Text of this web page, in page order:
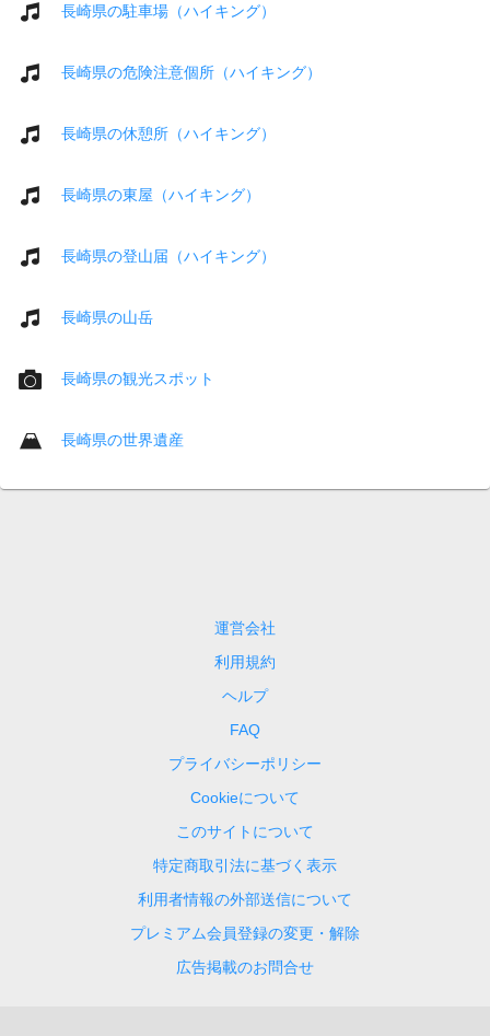
長崎県の駐車場（ハイキング）
長崎県の危険注意個所（ハイキング）
長崎県の休憩所（ハイキング）
長崎県の東屋（ハイキング）
長崎県の登山届（ハイキング）
長崎県の山岳
長崎県の観光スポット
長崎県の世界遺産
運営会社
利用規約
ヘルプ
FAQ
プライバシーポリシー
Cookieについて
このサイトについて
特定商取引法に基づく表示
利用者情報の外部送信について
プレミアム会員登録の変更・解除
広告掲載のお問合せ